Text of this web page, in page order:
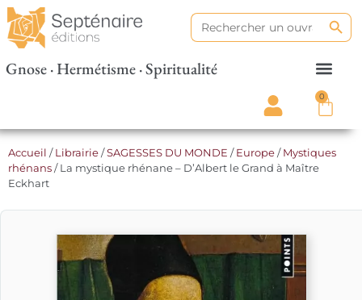
Search
for:
Gnose · Hermétisme · Spiritualité
0
Accueil /Librairie/SAGESSES DU MONDE /Europe/Mystiques
rhénans/ La mystique rhénane – D’Albert le Grand à Maître
Eckhart